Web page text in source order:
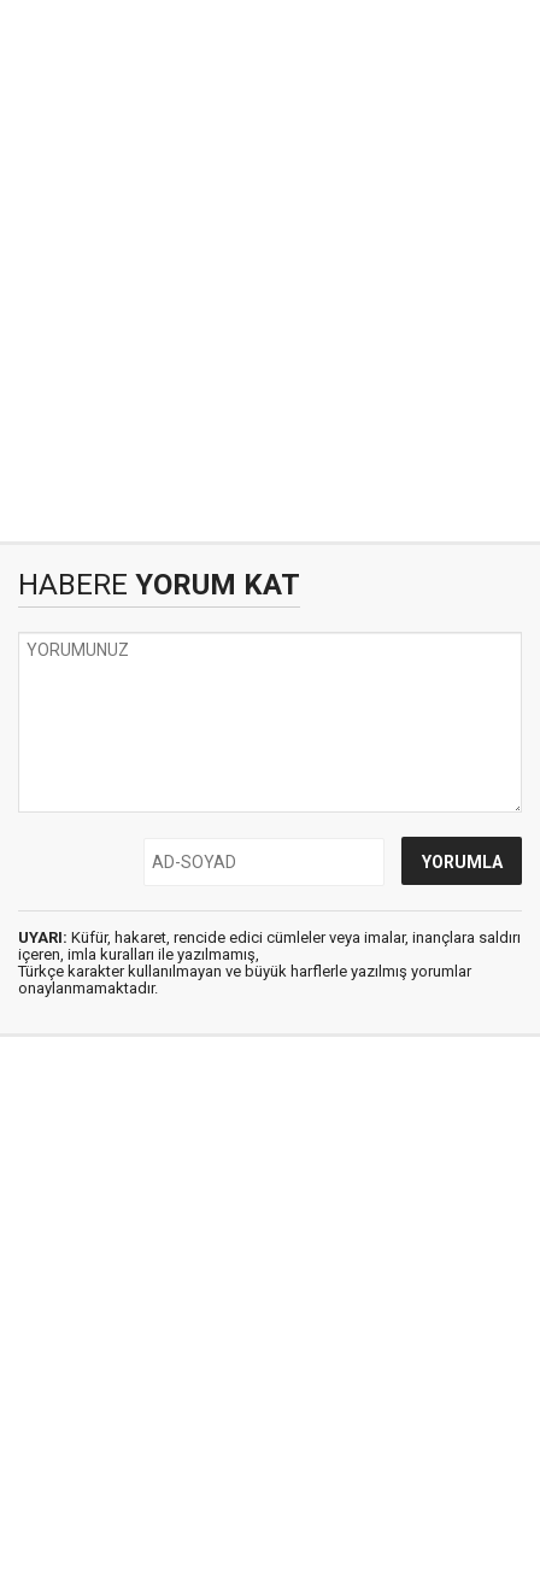
HABERE YORUM KAT
UYARI: Küfür, hakaret, rencide edici cümleler veya imalar, inançlara saldırı
içeren, imla kuralları ile yazılmamış,
Türkçe karakter kullanılmayan ve büyük harflerle yazılmış yorumlar
onaylanmamaktadır.